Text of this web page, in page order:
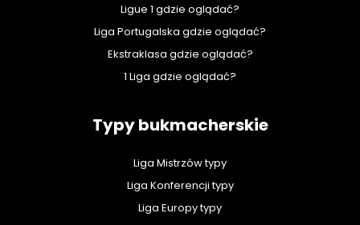
Ligue 1 gdzie oglądać?
Liga Portugalska gdzie oglądać?
Ekstraklasa gdzie oglądać?
1 Liga gdzie oglądać?
Typy bukmacherskie
Liga Mistrzów typy
Liga Konferencji typy
Liga Europy typy